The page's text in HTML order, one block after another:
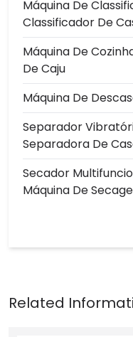
Máquina De
Classificador De
Máquina De
De Caju
Máquina De
Separador
Separadora De
Secador
Máquina De